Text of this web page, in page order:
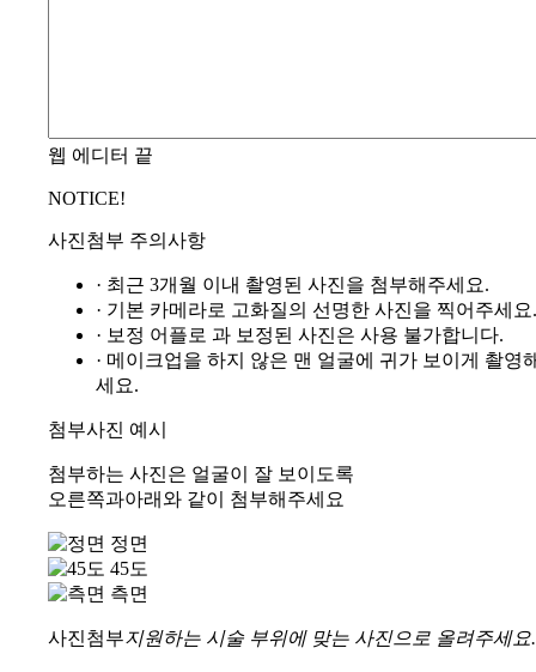
웹 에디터 끝
NOTICE!
사진첨부 주의사항
· 최근 3개월 이내 촬영된 사진을 첨부해주세요.
· 기본 카메라로 고화질의 선명한 사진을 찍어주세요.
· 보정 어플로 과 보정된 사진은 사용 불가합니다.
· 메이크업을 하지 않은 맨 얼굴에 귀가 보이게 촬영
세요.
첨부사진 예시
첨부하는 사진은 얼굴이 잘 보이도록
오른쪽과아래와 같이 첨부해주세요
정면
45도
측면
사진첨부지원하는 시술 부위에 맞는 사진으로 올려주세요.